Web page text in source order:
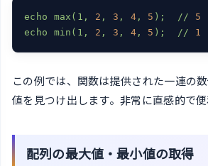
echo max(1, 2 , 3 , 4, 5 ); //
5
echo
min(1, 2 , 3 , 4, 5 ); // 1
この例では、関数は提供された一連の
値を見つけ出します。非常に直感的で便
配列の最大値・最小値の取得